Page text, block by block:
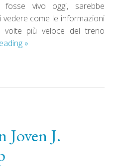
fosse vivo oggi, sarebbe
come le informazioni
volte più veloce del treno
»
Joven J.